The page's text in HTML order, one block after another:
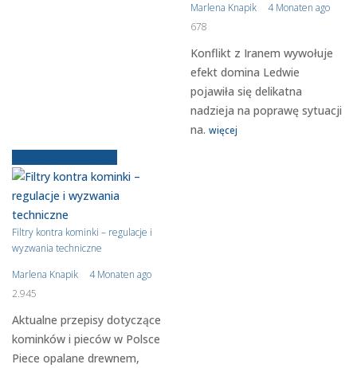
Marlena Knapik
4 Monaten ago
678
Konflikt z Iranem wywołuje
efekt domina Ledwie
pojawiła się delikatna
nadzieja na poprawę sytuacji
na. więcej
Filtry kontra kominki – regulacje i
wyzwania techniczne
Marlena Knapik
4 Monaten ago
2.945
Aktualne przepisy dotyczące
kominków i pieców w Polsce
Piece opalane drewnem,